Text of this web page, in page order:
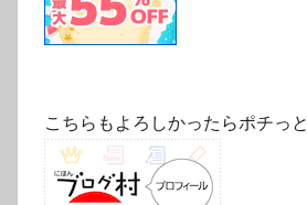
こちらもよろしかったらポチっと